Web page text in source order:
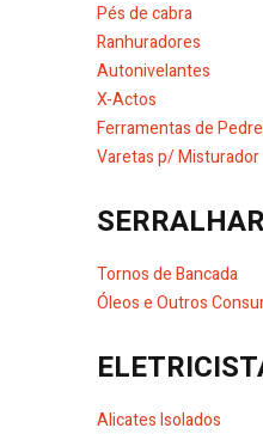
Pés de cabra
Autonivelantes
X-Actos
Ferramentas de
Varetas p/ Misturador
Tornos de Bancada
Óleos e Outros
Alicates Isolados